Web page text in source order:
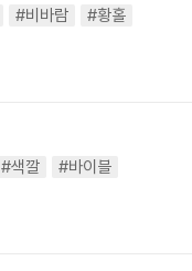
#비바람
#황홀
#색깔
#바이블